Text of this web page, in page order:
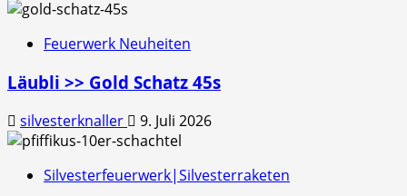
Feuerwerk Neuheiten
Läubli >> Gold Schatz 45s
silvesterknaller 9. Juli 2026
Silvesterfeuerwerk|Silvesterraketen